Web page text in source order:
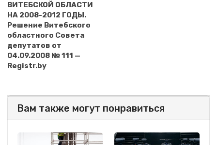
ВИТЕБСКОЙ ОБЛАСТИ
НА 2008-2012 ГОДЫ.
Решение Витебского
областного Совета
депутатов от
04.09.2008 № 111 —
Registr.by
Вам также могут понравиться